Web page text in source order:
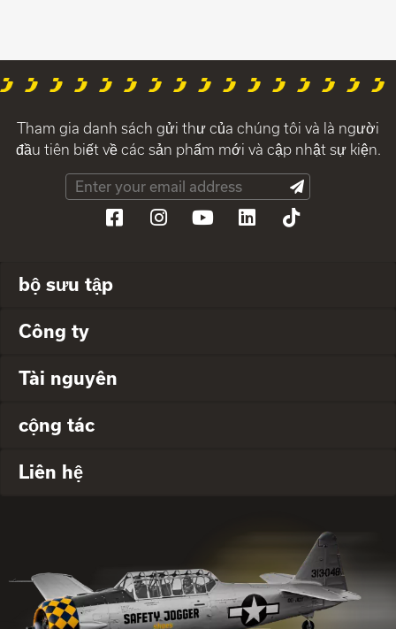
Tham gia danh sách gửi thư của chúng tôi và là người
đầu tiên biết về các sản phẩm mới và cập nhật sự kiện.
bộ sưu tập
Công ty
Tài nguyên
cộng tác
Liên hệ